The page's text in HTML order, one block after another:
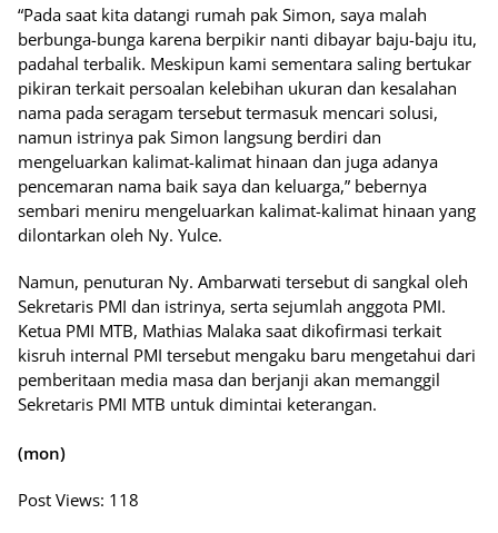
“Pada saat kita datangi rumah pak Simon, saya malah
berbunga-bunga karena berpikir nanti dibayar baju-baju itu,
padahal terbalik. Meskipun kami sementara saling bertukar
pikiran terkait persoalan kelebihan ukuran dan kesalahan
nama pada seragam tersebut termasuk mencari solusi,
namun istrinya pak Simon langsung berdiri dan
mengeluarkan kalimat-kalimat hinaan dan juga adanya
pencemaran nama baik saya dan keluarga,” bebernya
sembari meniru mengeluarkan kalimat-kalimat hinaan yang
dilontarkan oleh Ny. Yulce.
Namun, penuturan Ny. Ambarwati tersebut di sangkal oleh
Sekretaris PMI dan istrinya, serta sejumlah anggota PMI.
Ketua PMI MTB, Mathias Malaka saat dikofirmasi terkait
kisruh internal PMI tersebut mengaku baru mengetahui dari
pemberitaan media masa dan berjanji akan memanggil
Sekretaris PMI MTB untuk dimintai keterangan.
(mon)
Post Views: 118